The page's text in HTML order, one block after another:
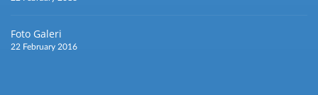
Foto Galeri
22 February 2016